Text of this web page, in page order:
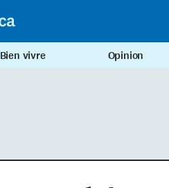
Bien vivre Opinion